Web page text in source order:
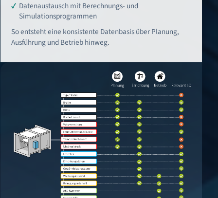
Datenaustausch mit Berechnungs- und
Simulationsprogrammen
So entsteht eine konsistente Datenbasis über Planung,
Ausführung und Betrieb hinweg.